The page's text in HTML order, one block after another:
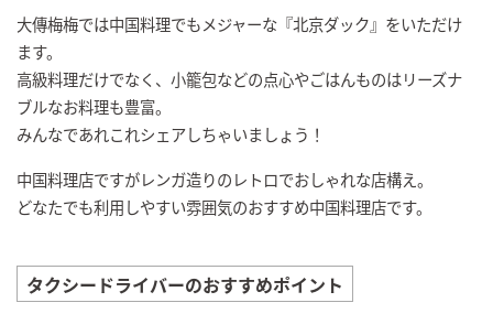
大傳梅梅では中国料理でもメジャーな『北京ダック』をいただけ
ます。
高級料理だけでなく、小籠包などの点心やごはんものはリーズナ
ブルなお料理も豊富。
みんなであれこれシェアしちゃいましょう！
中国料理店ですがレンガ造りのレトロでおしゃれな店構え。
どなたでも利用しやすい雰囲気のおすすめ中国料理店です。
タクシードライバーのおすすめポイント